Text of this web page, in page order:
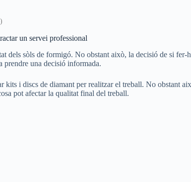
un servei professional
sòls de formigó. No obstant això, la decisió de si
prendre una decisió informada.
i discs de diamant per realitzar el treball. No obstant
pot afectar la qualitat final del treball.